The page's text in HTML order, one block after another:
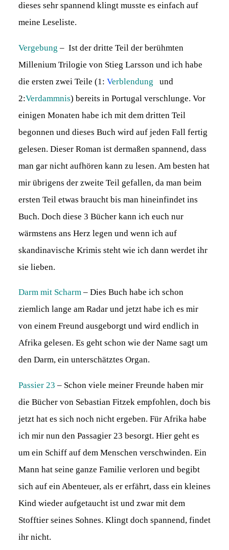
dieses sehr spannend klingt musste es einfach auf
meine Leseliste.
Vergebung – Ist der dritte Teil der berühmten
Millenium Trilogie von Stieg Larsson und ich habe
die ersten zwei Teile (1: Verblendung
und
2:Verdammnis) bereits in Portugal verschlunge. Vor
einigen Monaten habe ich mit dem dritten Teil
begonnen und dieses Buch wird auf jeden Fall fertig
gelesen. Dieser Roman ist dermaßen spannend, dass
man gar nicht aufhören kann zu lesen. Am besten hat
mir übrigens der zweite Teil gefallen, da man beim
ersten Teil etwas braucht bis man hineinfindet ins
Buch. Doch diese 3 Bücher kann ich euch nur
wärmstens ans Herz legen und wenn ich auf
skandinavische Krimis steht wie ich dann werdet ihr
sie lieben.
Darm mit Scharm– Dies Buch habe ich schon
ziemlich lange am Radar und jetzt habe ich es mir
von einem Freund ausgeborgt und wird endlich in
Afrika gelesen. Es geht schon wie der Name sagt um
den Darm, ein unterschätztes Organ.
Passier 23 – Schon viele meiner Freunde haben mir
die Bücher von Sebastian Fitzek empfohlen, doch bis
jetzt hat es sich noch nicht ergeben. Für Afrika habe
ich mir nun den Passagier 23 besorgt. Hier geht es
um ein Schiff auf dem Menschen verschwinden. Ein
Mann hat seine ganze Familie verloren und begibt
sich auf ein Abenteuer, als er erfährt, dass ein kleines
Kind wieder aufgetaucht ist und zwar mit dem
Stofftier seines Sohnes. Klingt doch spannend, findet
ihr nicht.